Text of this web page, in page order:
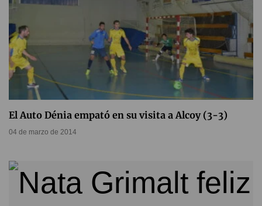
El Auto Dénia empató en su visita a Alcoy (3-3)
04 de marzo de 2014